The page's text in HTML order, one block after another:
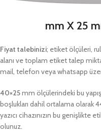
mm X 25
Fiyat talebinizi; etiket ölçüleri,
alanı ve toplam etiket talep
mail, telefon veya whatsapp
40×25mm ölçülerindeki bu
boşlukları dahil ortalama olarak
yazıcı cihazınızın bu
olunuz.